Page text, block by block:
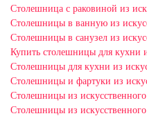
Столешница с раковиной из
Столешницы в ванную из
Столешницы в санузел из
Купить столешницы для кухни
Столешницы для кухни из
Столешницы и фартуки из
Столешницы из
Столешницы из